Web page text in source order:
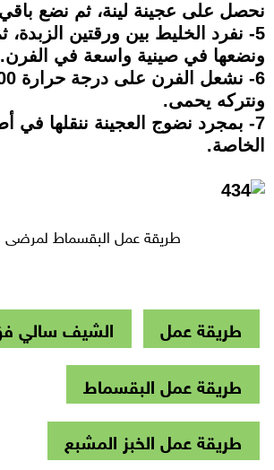
نحصل على عجينة لينة، ثم نضع باقي
5- نفرد الخليط بين ورقتين الزبدة،
ونضعها في صينية واسعة في الفرن.
ونتركه يحمى.
7- بمجرد نضوج العجينة ننقلها في
الخاصة.
طريقة عمل البقسماط لمرضى
طريقة عمل
الشيف سالي
طريقة عمل البقسماط
طريقة عمل الخبز المشبع